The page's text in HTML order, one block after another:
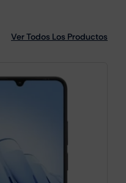
Ver Todos Los Productos